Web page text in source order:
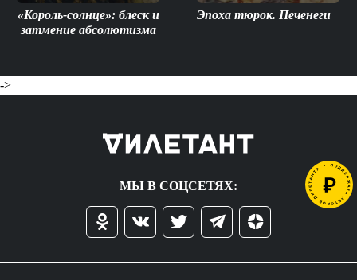
«Король-солнце»: блеск и
затмение абсолютизма
Эпоха тюрок. Печенеги
->
МЫ В СОЦСЕТЯХ: